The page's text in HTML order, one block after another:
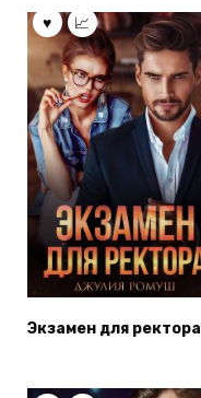
Экзамен для ректора